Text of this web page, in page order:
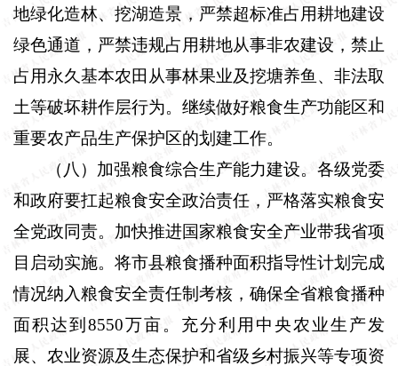
地绿化造林、挖湖造景，严禁超标准占用耕地建设
绿色通道，严禁违规占用耕地从事非农建设，禁止
占用永久基本农田从事林果业及挖塘养鱼、非法取
土等破坏耕作层行为。继续做好粮食生产功能区和
重要农产品生产保护区的划建工作。
（八）加强粮食综合生产能力建设。 各级党委
和政府要扛起粮食安全政治责任，严格落实粮食安
全党政同责。加快推进国家粮食安全产业带我省项
目启动实施。将市县粮食播种面积指导性计划完成
情况纳入粮食安全责任制考核，确保全省粮食播种
面积达到 8550万亩。充分利用中央农业生产发
展、农业资源及生态保护和省级乡村振兴等专项资